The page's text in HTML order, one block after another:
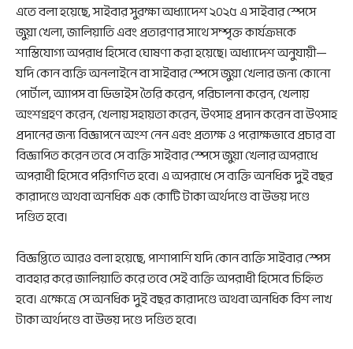
এতে বলা হয়েছে, সাইবার সুরক্ষা অধ্যাদেশ ২০২৫ এ সাইবার স্পেসে
জুয়া খেলা, জালিয়াতি এবং প্রতারণার সাথে সম্পৃক্ত কার্যক্রমকে
শাস্তিযোগ্য অপরাধ হিসেবে ঘোষণা করা হয়েছে। অধ্যাদেশ অনুযায়ী—
যদি কোন ব্যক্তি অনলাইনে বা সাইবার স্পেসে জুয়া খেলার জন্য কোনো
পোর্টাল, অ্যাপস বা ডিভাইস তৈরি করেন, পরিচালনা করেন, খেলায়
অংশগ্রহণ করেন, খেলায় সহায়তা করেন, উৎসাহ প্রদান করেন বা উৎসাহ
প্রদানের জন্য বিজ্ঞাপনে অংশ নেন এবং প্রত্যক্ষ ও পরোক্ষভাবে প্রচার বা
বিজ্ঞাপিত করেন তবে সে ব্যক্তি সাইবার স্পেসে জুয়া খেলার অপরাধে
অপরাধী হিসেবে পরিগণিত হবে। এ অপরাধে সে ব্যক্তি অনধিক দুই বছর
কারাদণ্ডে অথবা অনধিক এক কোটি টাকা অর্থদণ্ডে বা উভয় দণ্ডে
দণ্ডিত হবে।
বিজ্ঞপ্তিতে আরও বলা হয়েছে, পাশাপাশি যদি কোন ব্যক্তি সাইবার স্পেস
ব্যবহার করে জালিয়াতি করে তবে সেই ব্যক্তি অপরাধী হিসেবে চিহ্নিত
হবে। এক্ষেত্রে সে অনধিক দুই বছর কারাদণ্ডে অথবা অনধিক বিশ লাখ
টাকা অর্থদণ্ডে বা উভয় দণ্ডে দণ্ডিত হবে।